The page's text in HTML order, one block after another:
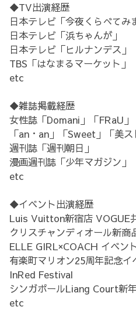
◆TV出演経歴
日本テレビ「今夜くらべてみ
日本テレビ「浜ちゃんが」
日本テレビ「ヒルナンデス」
TBS「はなまるマーケット」
etc
◆雑誌掲載経歴
女性誌「Domani」「FRaU」
「an・an」「Sweet」「美ス
週刊誌「週刊朝日」
漫画週刊誌「少年マガジン」
etc
◆イベント出演経歴
Luis Vuitton新宿店 VOGUE
クリスチャンディオール新商
ELLE GIRL×COACH イベン
有楽町マリオン25周年記念イ
InRed Festival
シンガポールLiang Court新
etc